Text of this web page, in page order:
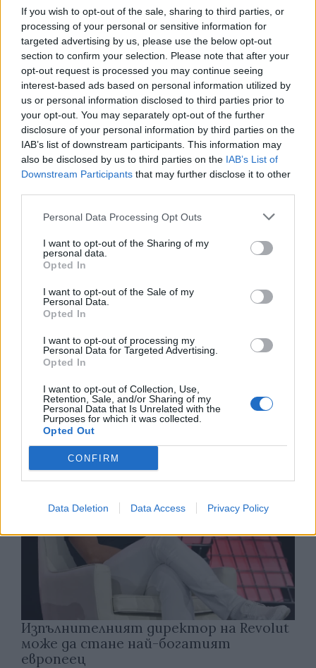
If you wish to opt-out of the sale, sharing to third parties, or
processing of your personal or sensitive information for
targeted advertising by us, please use the below opt-out
section to confirm your selection. Please note that after your
opt-out request is processed you may continue seeing
interest-based ads based on personal information utilized by
us or personal information disclosed to third parties prior to
your opt-out. You may separately opt-out of the further
disclosure of your personal information by third parties on the
IAB’s list of downstream participants. This information may
also be disclosed by us to third parties on the IAB’s List of
Downstream Participants that may further disclose it to other
Personal Data Processing Opt Outs
I want to opt-out of the Sharing of my
personal data.
Opted In
I want to opt-out of the Sale of my
Personal Data.
Opted In
I want to opt-out of processing my
Personal Data for Targeted Advertising.
Opted In
I want to opt-out of Collection, Use,
Retention, Sale, and/or Sharing of my
Personal Data that Is Unrelated with the
Purposes for which it was collected.
Opted Out
CONFIRM
Data Deletion Data Access Privacy Policy
Ню Йорк стана 14-ият щат на САЩ, в
който е разрешена евтаназията
06.08.2026 / 16:00
Спадането на Дунав принуди Румъния
да възобнови работата на въглищна
електроцентрала
06.08.2026 / 15:30
Изпълнителният директор на Revolut
може да стане най-богатият
европеец